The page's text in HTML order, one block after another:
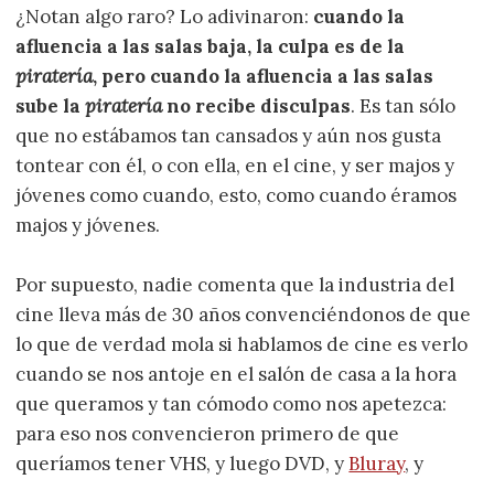
¿Notan algo raro? Lo adivinaron: cuando la
afluencia a las salas baja, la culpa es de la
piratería, pero cuando la afluencia a las salas
sube lapirateríano recibe disculpas. Es tan sólo
que no estábamos tan cansados y aún nos gusta
tontear con él, o con ella, en el cine, y ser majos y
jóvenes como cuando, esto, como cuando éramos
majos y jóvenes.
Por supuesto, nadie comenta que la industria del
cine lleva más de 30 años convenciéndonos de que
lo que de verdad mola si hablamos de cine es verlo
cuando se nos antoje en el salón de casa a la hora
que queramos y tan cómodo como nos apetezca:
para eso nos convencieron primero de que
queríamos tener VHS, y luego DVD, yBluray, y